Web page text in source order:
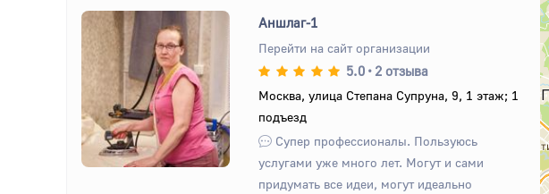
Назад Вперед
Аншлаг-1
Перейти на сайт организации
5.0 • 2 отзыва
Москва, улица Степана Супруна, 9, 1 этаж; 1
подъезд
Супер профессионалы. Пользуюсь
услугами уже много лет. Могут и сами
придумать все идеи, могут идеально